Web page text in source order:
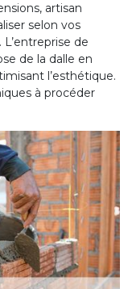
artisan
selon vos
de
de la dalle en
l’esthétique.
à procéder